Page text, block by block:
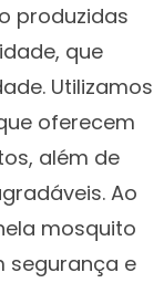
produzidas
que
Utilizamos
oferecem
além de
Ao
mosquito
segurança e